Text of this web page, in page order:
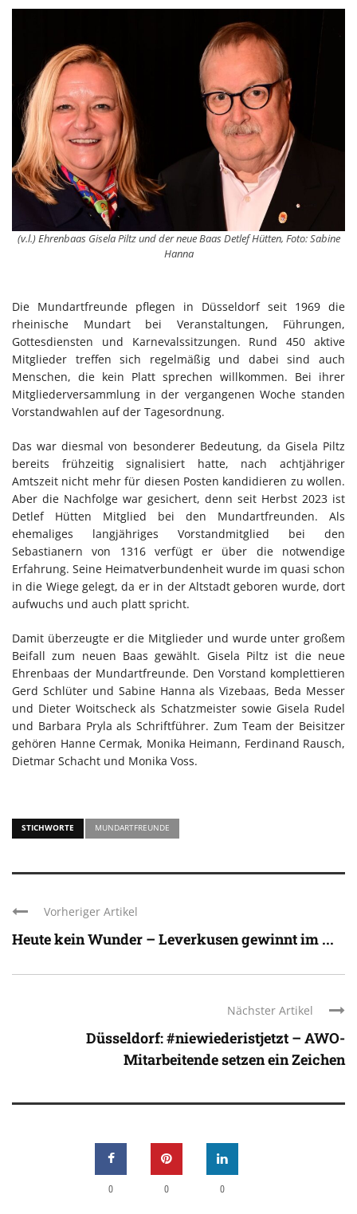
(v.l.) Ehrenbaas Gisela Piltz und der neue Baas Detlef Hütten, Foto: Sabine
Hanna
Die Mundartfreunde pflegen in Düsseldorf seit 1969 die
rheinische Mundart bei Veranstaltungen, Führungen,
Gottesdiensten und Karnevalssitzungen. Rund 450 aktive
Mitglieder treffen sich regelmäßig und dabei sind auch
Menschen, die kein Platt sprechen willkommen. Bei ihrer
Mitgliederversammlung in der vergangenen Woche standen
Vorstandwahlen auf der Tagesordnung.
Das war diesmal von besonderer Bedeutung, da Gisela Piltz
bereits frühzeitig signalisiert hatte, nach achtjähriger
Amtszeit nicht mehr für diesen Posten kandidieren zu wollen.
Aber die Nachfolge war gesichert, denn seit Herbst 2023 ist
Detlef Hütten Mitglied bei den Mundartfreunden. Als
ehemaliges langjähriges Vorstandmitglied bei den
Sebastianern von 1316 verfügt er über die notwendige
Erfahrung. Seine Heimatverbundenheit wurde im quasi schon
in die Wiege gelegt, da er in der Altstadt geboren wurde, dort
aufwuchs und auch platt spricht.
Damit überzeugte er die Mitglieder und wurde unter großem
Beifall zum neuen Baas gewählt. Gisela Piltz ist die neue
Ehrenbaas der Mundartfreunde. Den Vorstand komplettieren
Gerd Schlüter und Sabine Hanna als Vizebaas, Beda Messer
und Dieter Woitscheck als Schatzmeister sowie Gisela Rudel
und Barbara Pryla als Schriftführer. Zum Team der Beisitzer
gehören Hanne Cermak, Monika Heimann, Ferdinand Rausch,
Dietmar Schacht und Monika Voss.
STICHWORTE MUNDARTFREUNDE
Vorheriger Artikel
Heute kein Wunder – Leverkusen gewinnt im ...
Nächster Artikel
Düsseldorf: #niewiederistjetzt – AWO-
Mitarbeitende setzen ein Zeichen
0 0 0